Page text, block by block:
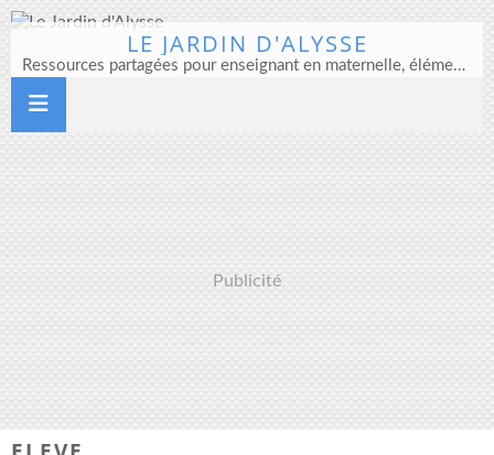
LE JARDIN D'ALYSSE
Ressources partagées pour enseignant en maternelle, élémentaire et direction d'école
Publicité